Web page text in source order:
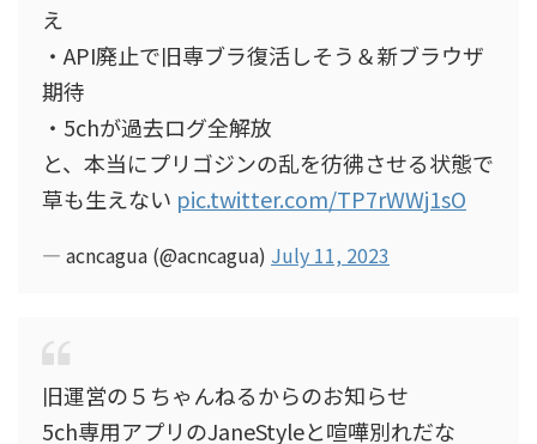
え
・API廃止で旧専ブラ復活しそう＆新ブラウザ
期待
・5chが過去ログ全解放
と、本当にプリゴジンの乱を彷彿させる状態で
草も生えない pic.twitter.com/TP7rWWj1sO
— acncagua (@acncagua) July 11, 2023
旧運営の５ちゃんねるからのお知らせ
5ch専用アプリのJaneStyleと喧嘩別れだな